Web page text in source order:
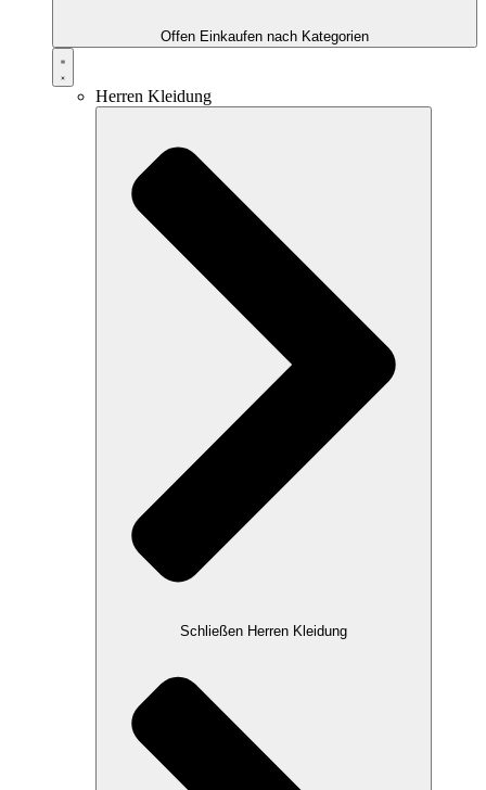
Offen Einkaufen nach Kategorien
Herren Kleidung
Schließen Herren Kleidung